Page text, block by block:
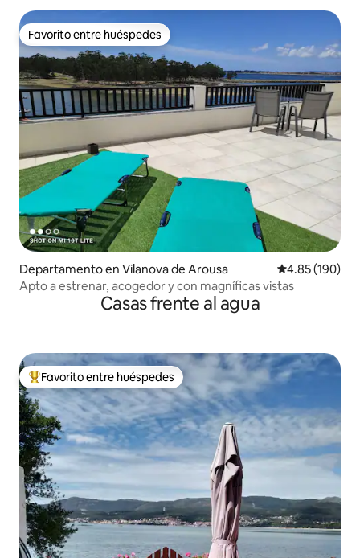
Favorito entre huéspedes
Favorito entre huéspedes
Departamento en Vilanova de Arousa Calificación
4.85 (190)
Apto a estrenar, acogedor y con magníficas vistas
Casas frente al agua
De los mejores en Favorito entre huéspedes
Favorito entre huéspedes